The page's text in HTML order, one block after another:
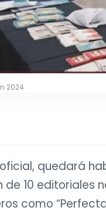
2024
quedará
10 editoriales
como